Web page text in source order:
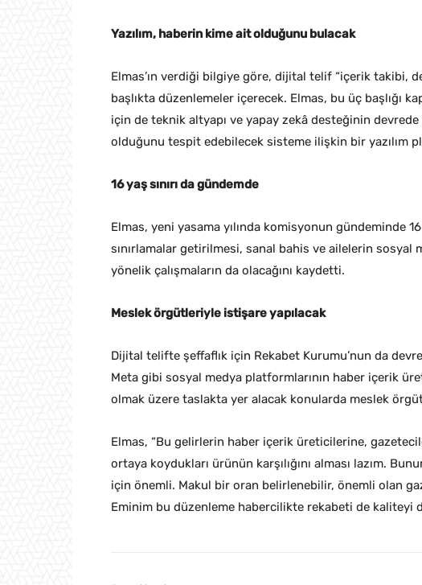
Yazılım, haberin kime ait olduğunu bulacak
Elmas’ın verdiği bilgiye göre, dijital telif “içerik takibi,
başlıkta düzenlemeler içerecek. Elmas, bu üç başlığı
için de teknik altyapı ve yapay zekâ desteğinin
olduğunu tespit edebilecek sisteme ilişkin bir yazılım
16 yaş sınırı da gündemde
Elmas, yeni yasama yılında komisyonun gündeminde
sınırlamalar getirilmesi, sanal bahis ve ailelerin
yönelik çalışmaların da olacağını kaydetti.
Meslek örgütleriyle istişare yapılacak
Dijital telifte şeffaflık için Rekabet Kurumu’nun da
Meta gibi sosyal medya platformlarının haber içerik
olmak üzere taslakta yer alacak konularda meslek
Elmas, “Bu gelirlerin haber içerik üreticilerine,
ortaya koydukları ürünün karşılığını alması lazım.
için önemli. Makul bir oran belirlenebilir, önemli olan
Eminim bu düzenleme habercilikte rekabeti de kaliteyi